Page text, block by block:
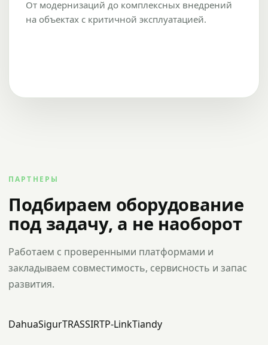
От модернизаций до комплексных внедрений
на объектах с критичной эксплуатацией.
ПАРТНЕРЫ
Подбираем оборудование
под задачу, а не наоборот
Работаем с проверенными платформами и
закладываем совместимость, сервисность и запас
развития.
DahuaSigurTRASSIRTP-LinkTiandy